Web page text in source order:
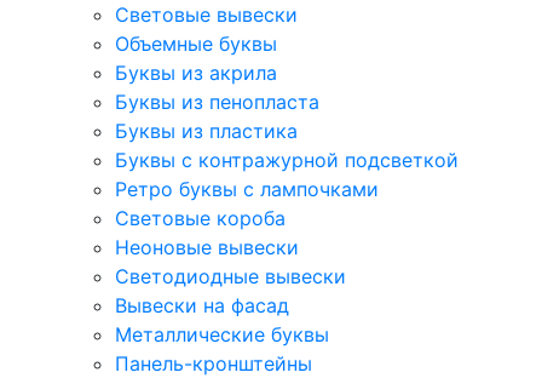
Световые вывески
Объемные буквы
Буквы из акрила
Буквы из пенопласта
Буквы из пластика
Буквы с контражурной подсветкой
Ретро буквы с лампочками
Световые короба
Неоновые вывески
Светодиодные вывески
Вывески на фасад
Металлические буквы
Панель-кронштейны